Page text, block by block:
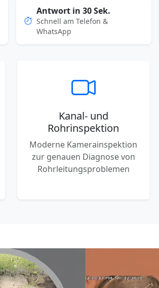
Antwort in 30 Sek.
Schnell am Telefon &
WhatsApp
Kanal- und
Rohrinspektion
Moderne Kamerainspektion
zur genauen Diagnose von
Rohrleitungsproblemen